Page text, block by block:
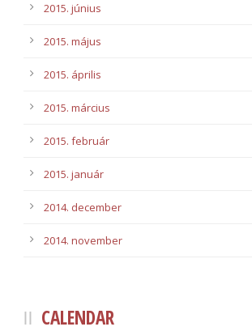
2015. június
2015. május
2015. április
2015. március
2015. február
2015. január
2014. december
2014. november
CALENDAR